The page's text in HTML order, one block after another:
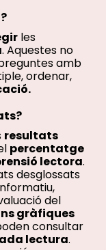
les
. Aquestes no
amb
ordenar,
resultats
percentatge
lectora.
desglossats
del
gràfiques
consultar
lectura.